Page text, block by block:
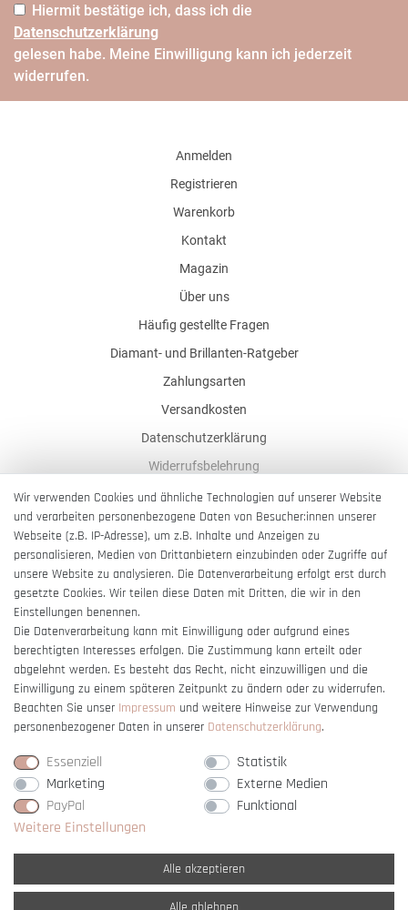
Hiermit bestätige ich, dass ich die
Daten­schutz­erklärung
gelesen habe. Meine Einwilligung kann ich jederzeit
widerrufen.
Anmelden
Registrieren
Warenkorb
Kontakt
Magazin
Über uns
Häufig gestellte Fragen
Diamant- und Brillanten-Ratgeber
Zahlungsarten
Versandkosten
Datenschutzerklärung
Widerrufsbelehrung
AGB
Impressum
Barrierefreiheitserklärung
Vertrag widerrufen
Wir verwenden Cookies und ähnliche Technologien auf unserer Website
und verarbeiten personenbezogene Daten von Besucher:innen unserer
Webseite (z.B. IP-Adresse), um z.B. Inhalte und Anzeigen zu
personalisieren, Medien von Drittanbietern einzubinden oder Zugriffe auf
unsere Website zu analysieren. Die Datenverarbeitung erfolgt erst durch
gesetzte Cookies. Wir teilen diese Daten mit Dritten, die wir in den
Einstellungen benennen.
Die Datenverarbeitung kann mit Einwilligung oder aufgrund eines
berechtigten Interesses erfolgen. Die Zustimmung kann erteilt oder
abgelehnt werden. Es besteht das Recht, nicht einzuwilligen und die
Einwilligung zu einem späteren Zeitpunkt zu ändern oder zu widerrufen.
Beachten Sie unser Impressum und weitere Hinweise zur Verwendung
personenbezogener Daten in unserer Daten­schutz­erklärung.
Essenziell
Statistik
Marketing
Externe Medien
PayPal
Funktional
Weitere Einstellungen
Alle akzeptieren